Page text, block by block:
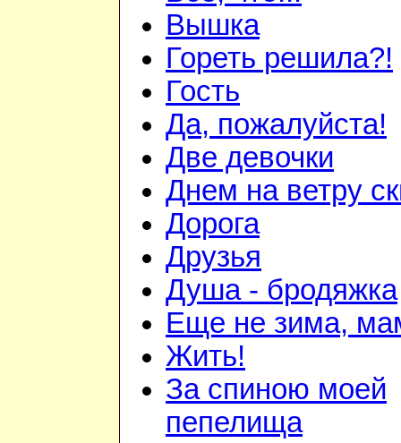
Вышка
Гореть решила?!
Гость
Да, пожалуйста!
Две девочки
Днем на ветру
Дорога
Друзья
Душа - бродяжка
Еще не зима,
Жить!
За спиною моей
пепелища